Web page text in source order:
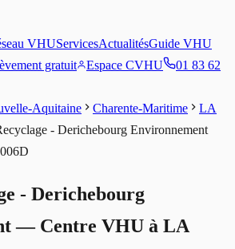
VHUServicesActualitésGuide VHU
gratuit Espace CVHU
01 83 62
Aquitaine Charente-Maritime
LA
- Derichebourg Environnement
- Derichebourg
— Centre VHU à LA